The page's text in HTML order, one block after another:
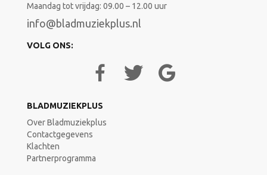
Maandag tot vrijdag: 09.00 – 12.00 uur
info@bladmuziekplus.nl
VOLG ONS:
BLADMUZIEKPLUS
Over Bladmuziekplus
Contactgegevens
Klachten
Partnerprogramma